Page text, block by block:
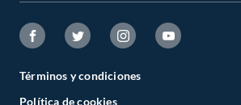
Términos y condiciones
Política de cookies